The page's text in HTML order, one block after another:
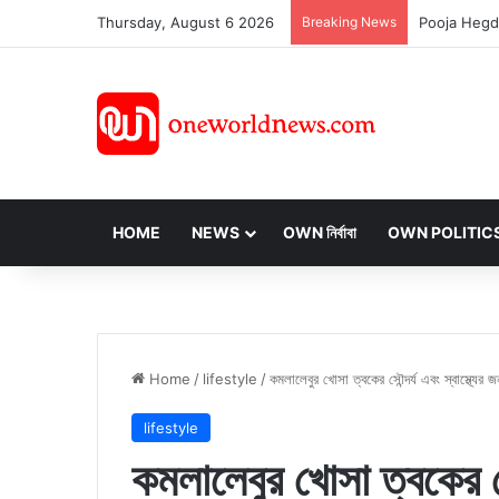
Thursday, August 6 2026 Breaking News
HOME NEWS OWN নির্বাবা OWN
Home / lifestyle /কমলালেবুর খোসা ত্বকের সৌন্দর্য এবং
lifestyle
কমলালেবুর খোসা ত্বকের